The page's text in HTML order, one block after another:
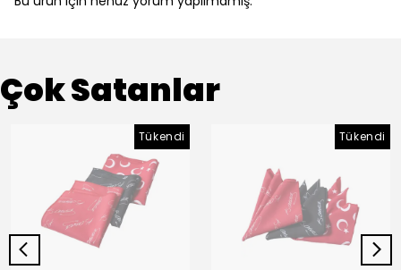
Çok Satanlar
Tükendi Tükendi